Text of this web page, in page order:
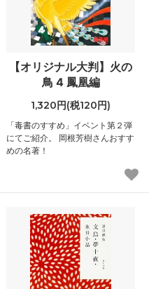
【オリジナル大判】火の
鳥 4 鳳凰編
1,320円(税120円)
「毒書のすすめ」イベント第２弾
にてご紹介。 岡根芳樹さんおすす
めの名著！